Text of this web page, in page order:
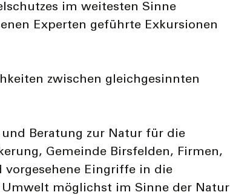
im weitesten Sinne
Experten geführte Exkursionen
zwischen gleichgesinnten
Beratung zur Natur für die
Gemeinde Birsfelden, Firmen,
vorgesehene Eingriffe in die
Umwelt möglichst im Sinne der Natur